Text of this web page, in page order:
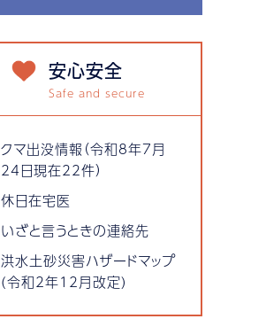
安心安全
クマ出没情報（令和8年7月
24日現在22件）
休日在宅医
いざと言うときの連絡先
洪水土砂災害ハザードマップ
(令和2年12月改定)